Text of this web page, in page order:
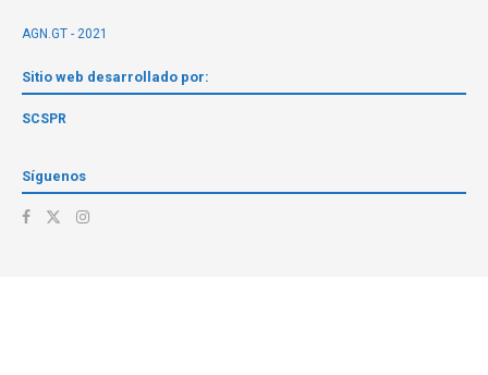
AGN.GT - 2021
Sitio web desarrollado por:
SCSPR
Síguenos